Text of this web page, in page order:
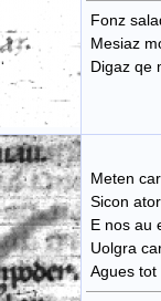
Fonz
Mesiaz
Digaz qe
Meten
Sicon
E nos au
Uolgra
Agues tot